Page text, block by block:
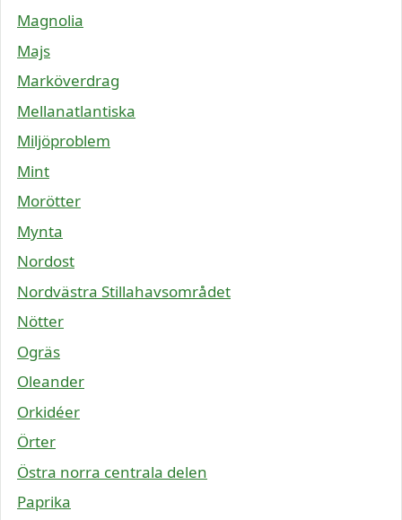
Magnolia
Majs
Marköverdrag
Mellanatlantiska
Miljöproblem
Mint
Morötter
Mynta
Nordost
Nordvästra Stillahavsområdet
Nötter
Ogräs
Oleander
Orkidéer
Örter
Östra norra centrala delen
Paprika